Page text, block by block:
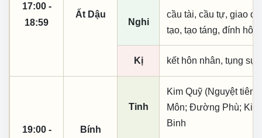
17:00 -
18:59
Ất Dậu
Nghi
cầu tài, cầu tự, giao
tạo, tạo táng, đính hôn
Kị kết hôn nhân, tụng sự
19:00 -
Bính
Tinh
Kim Quỹ (Nguyệt
Môn; Đường Phù; Kim
Binh